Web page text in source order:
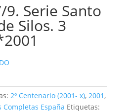
9. Serie Santo
Silos. 3
2º Centenario (2001- x), 2001,
Completas España Etiquetas: